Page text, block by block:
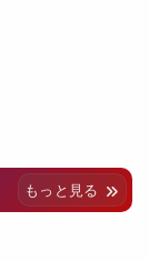
もっと見る